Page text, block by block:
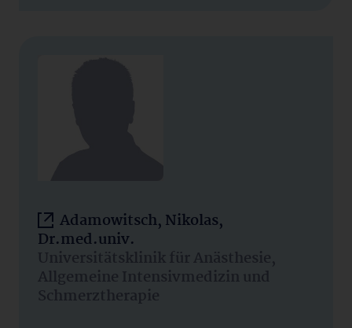
Adamowitsch, Nikolas,
Dr.med.univ.
Universitätsklinik für Anästhesie,
Allgemeine Intensivmedizin und
Schmerztherapie